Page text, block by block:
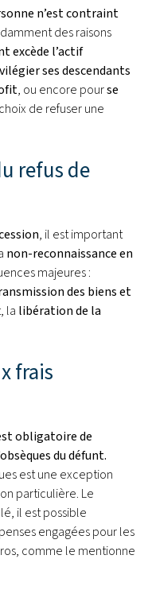
n’est contraint
des raisons
excède l’actif
ses descendants
, ou encore pourse
de refuser une
refus de
, il est important
non-reconnaissance en
majeures :
des biens et
la libération de la
frais
obligatoire de
du défunt.
est une exception
particulière. Le
il est possible
engagées pour les
comme le mentionne